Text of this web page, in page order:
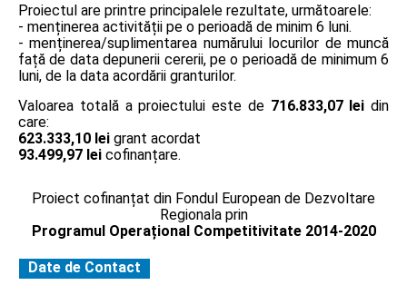
Proiectul are printre principalele rezultate, următoarele:
- menținerea activității pe o perioadă de minim 6 luni.
- menținerea/suplimentarea numărului locurilor de muncă
față de data depunerii cererii, pe o perioadă de minimum 6
luni, de la data acordării granturilor.
Valoarea totală a proiectului este de 716.833,07 lei din
care:
623.333,10 lei grant acordat
93.499,97 lei cofinanțare.
Proiect cofinanțat din Fondul European de Dezvoltare
Regionala prin
Programul Operațional Competitivitate 2014-2020
Date de Contact